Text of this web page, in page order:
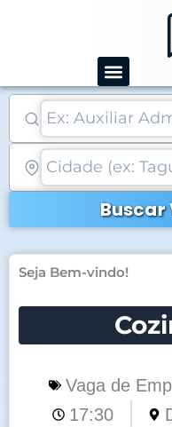
conteúdo
Buscar
Seja Bem-vindo!
Vaga de
17:30